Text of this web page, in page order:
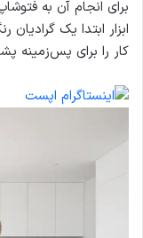
برای انجام آن به
ابزار ابتدا یک
کار را برای پس‌زمینه